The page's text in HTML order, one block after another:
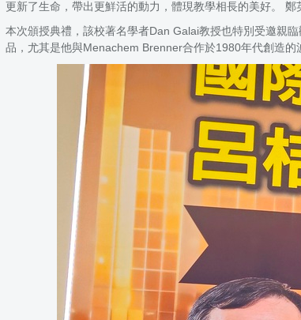
更新了生命，帶出更鮮活的動力，體現教學相長的美好。
本次頒授典禮，該校著名學者Dan Galai教授也特別受邀親
品，尤其是他與Menachem Brenner合作於1980年代創造的